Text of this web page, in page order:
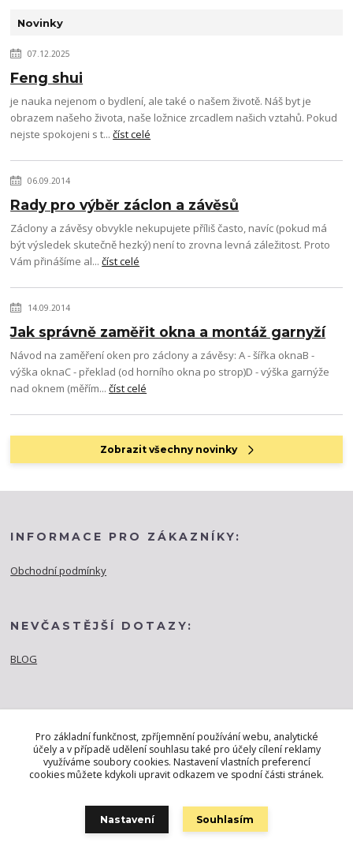
Novinky
07.12.2025
Feng shui
je nauka nejenom o bydlení, ale také o našem životě. Náš byt je
obrazem našeho života, naše ložnice zrcadlem našich vztahů. Pokud
nejste spokojeni s t...číst celé
06.09.2014
Rady pro výběr záclon a závěsů
Záclony a závěsy obvykle nekupujete příliš často, navíc (pokud má
být výsledek skutečně hezký) není to zrovna levná záležitost. Proto
Vám přinášíme al...číst celé
14.09.2014
Jak správně zaměřit okna a montáž garnyží
Návod na zaměření oken pro záclony a závěsy: A - šířka oknaB -
výška oknaC - překlad (od horního okna po strop)D - výška garnýže
nad oknem (měřím...číst celé
Zobrazit všechny novinky
INFORMACE PRO ZÁKAZNÍKY:
Obchodní podmínky
NEVČASTĚJŠÍ DOTAZY:
BLOG
Pro základní funkčnost, zpříjemnění používání webu, analytické
účely a v případě udělení souhlasu také pro účely cílení reklamy
využíváme soubory cookies. Nastavení vlastních preferencí
cookies můžete kdykoli upravit odkazem ve spodní části stránek.
Nastavení Souhlasím